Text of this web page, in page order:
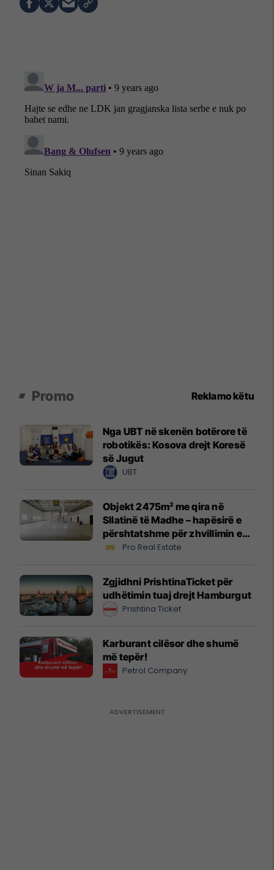
Promo Reklamo këtu
Nga UBT në skenën botërore të
robotikës: Kosova drejt Koresë
së Jugut
UBT
Objekt 2475m² me qira në
Sllatinë të Madhe – hapësirë e
përshtatshme për zhvillimin e
biznesit #16068
Pro Real Estate
Zgjidhni PrishtinaTicket për
udhëtimin tuaj drejt Hamburgut
Prishtina Ticket
Karburant cilësor dhe shumë
më tepër!
Petrol Company